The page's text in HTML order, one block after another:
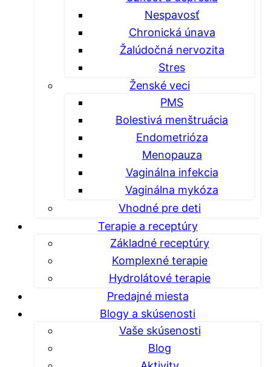
Nespavosť
Chronická únava
Žalúdočná nervozita
Stres
Ženské veci
PMS
Bolestivá menštruácia
Endometrióza
Menopauza
Vaginálna infekcia
Vaginálna mykóza
Vhodné pre deti
Terapie a receptúry
Základné receptúry
Komplexné terapie
Hydrolátové terapie
Predajné miesta
Blogy a skúsenosti
Vaše skúsenosti
Blog